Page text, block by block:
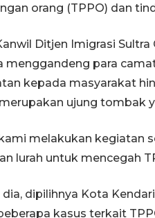
orang (TPPO) dan
Ditjen Imigrasi
menggandeng para
kepada masyarakat
ujung tombak
melakukan kegiatan
lurah untuk mencegah
dia, dipilihnya Kota
kasus terkait